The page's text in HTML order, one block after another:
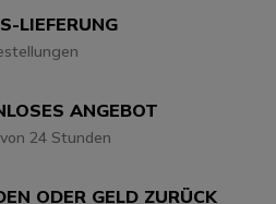
LIEFERUNG
ANGEBOT
24 Stunden
ODER GELD ZURÜCK